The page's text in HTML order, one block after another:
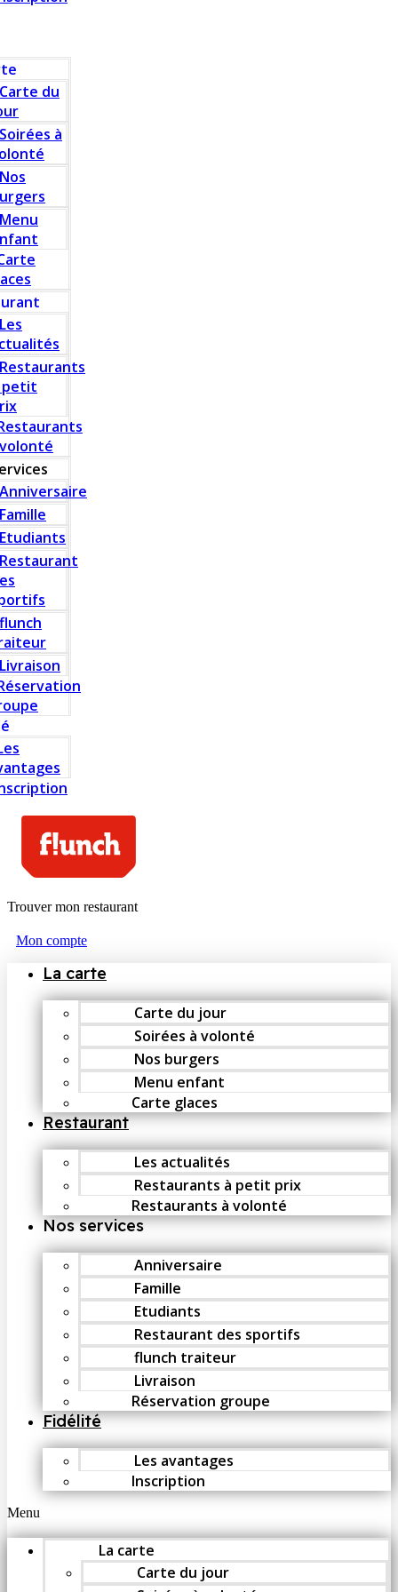
Carte du
Soirées à
Nos
Menu
Les
Restaurants
petit
Anniversaire
Famille
Etudiants
Restaurant
flunch
Livraison
Trouver mon restaurant
Mon compte
La carte
Carte du jour
Soirées à volonté
Nos burgers
Menu enfant
Carte glaces
Restaurant
Les actualités
Restaurants à petit prix
Restaurants à volonté
Nos services
Anniversaire
Famille
Etudiants
Restaurant des sportifs
flunch traiteur
Livraison
Réservation groupe
Fidélité
Les avantages
Inscription
Menu
La carte
Carte du jour